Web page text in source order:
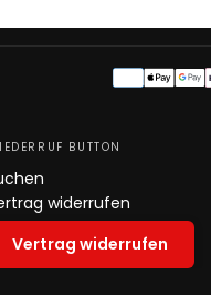
BUTTON
widerrufen
Vertrag widerrufen